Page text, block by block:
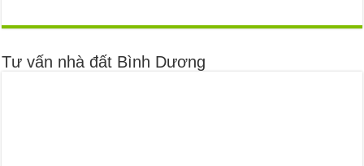
Tư vấn nhà đất Bình Dương